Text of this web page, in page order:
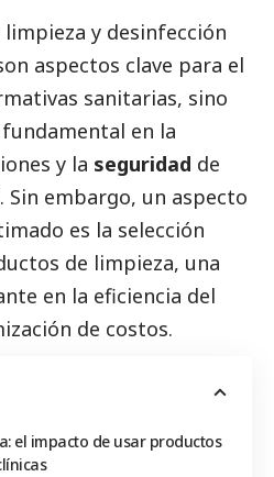
limpieza y desinfección
aspectos clave para el
sanitarias, sino
en la
y la seguridad de
Sin embargo, un aspecto
es la selección
de limpieza, una
en la eficiencia del
de costos.
el impacto de usar productos